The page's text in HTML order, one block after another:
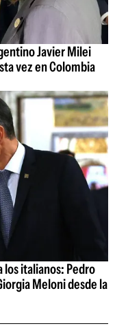
Javier Milei
vez en Colombia
los italianos: Pedro
Meloni desde la